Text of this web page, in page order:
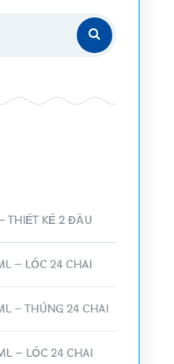
THIẾT KẾ 2 ĐẦU
– LỐC 24 CHAI
– THÙNG 24 CHAI
– LỐC 24 CHAI